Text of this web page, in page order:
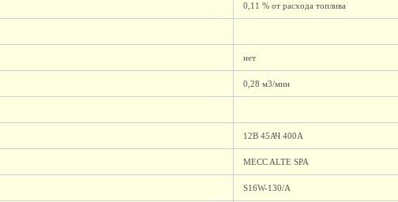
0,11 % от расхода топлива
нет
0,28 м3/мин
12В 45АЧ 400А
MECC ALTE SPA
S16W-130/A